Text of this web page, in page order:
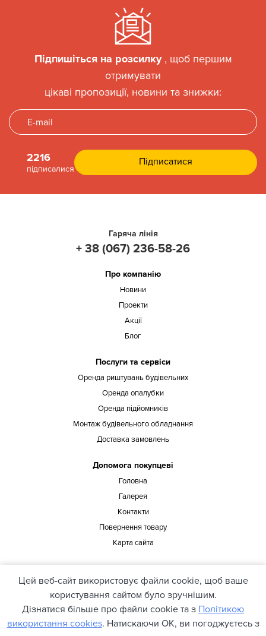
Підпишіться на розсилку , щоб першим
отримувати
цікаві пропозиції, новини та знижки:
2216
підписалися
Цей веб-сайт використовує файли cookie, щоб ваше
користування сайтом було зручнішим.
Дізнатися більше про файли cookie та з Політикою
використання cookies. Натискаючи ОК, ви погоджуєтесь з
Гаряча лінія
+ 38 (067) 236-58-26
Про компанію
Новини
Проекти
Акції
Блог
Послуги та сервіси
Оренда риштувань будівельних
Оренда опалубки
Оренда підйомників
Монтаж будівельного обладнання
Доставка замовлень
Допомога покупцеві
Головна
Галерея
Контакти
Повернення товару
Карта сайта
офіс 429, вул. Предславинська 37, Київ, 03150, Україна